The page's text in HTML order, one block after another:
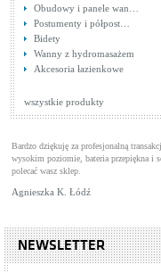
Obudowy i panele wan…
Postumenty i półpost…
Bidety
Wanny z hydromasażem
Akcesoria łazienkowe
wszystkie produkty
Bardzo dziękuję za profesjonalną
wysokim poziomie, bateria przepiękna i
polecać wasz sklep.
Agnieszka K. Łódź
NEWSLETTER